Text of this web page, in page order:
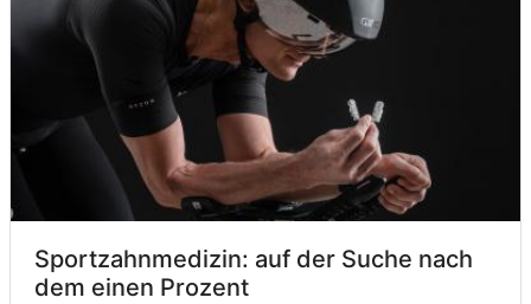
Sportzahnmedizin: auf der Suche nach
dem einen Prozent